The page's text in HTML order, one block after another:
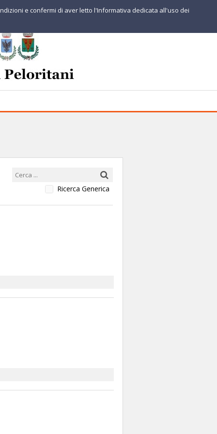
Ricerca Generica
e confermi di aver letto l'Informativa dedicata all'uso dei